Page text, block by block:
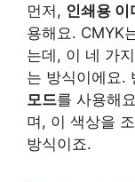
먼저, 인쇄용
용해요. CMYK
는데, 이 네 가
는 방식이에요.
모드를 사용해
며, 이 색상을
방식이죠.